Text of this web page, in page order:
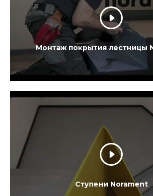
Монтаж покрытия лестницы
Ступени Norament